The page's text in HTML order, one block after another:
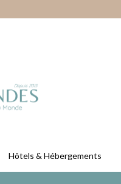
Hôtels & Hébergements